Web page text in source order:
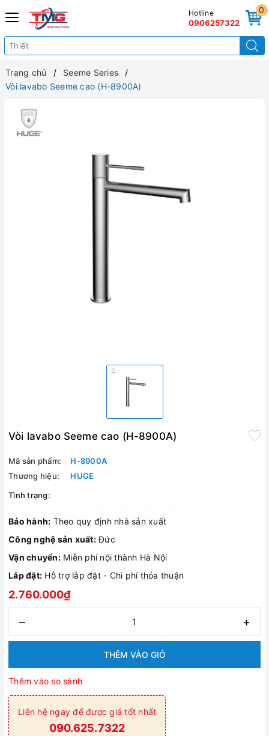
0
Hotline
0906257322
Trang chủ
Seeme Series
Vòi lavabo Seeme cao (H-8900A)
Vòi lavabo Seeme cao (H-8900A)
Mã sản phẩm:
H-8900A
Thương hiệu:
HUGE
Tình trạng:
Bảo hành: Theo quy định nhà sản xuất
Công nghệ sản xuất:Đức
Vận chuyển:Miễn phí nội thành Hà Nội
Lắp đặt: Hỗ trợ lắp đặt - Chi phí thỏa thuận
2.760.000₫
– +
THÊM VÀO GIỎ
Thêm vào so sánh
Liên hệ ngay để được giá tốt nhất
090.625.7322